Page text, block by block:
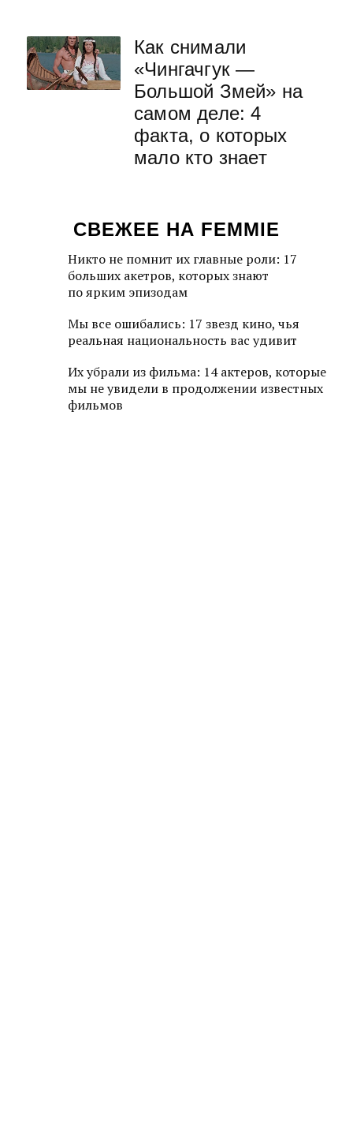
Как снимали
«Чингачгук —
Большой Змей» на
самом деле: 4
факта, о которых
мало кто знает
СВЕЖЕЕ НА FEMMIE
Никто не помнит их главные роли: 17
больших акетров, которых знают
по ярким эпизодам
Мы все ошибались: 17 звезд кино, чья
реальная национальность вас удивит
Их убрали из фильма: 14 актеров, которые
мы не увидели в продолжении известных
фильмов